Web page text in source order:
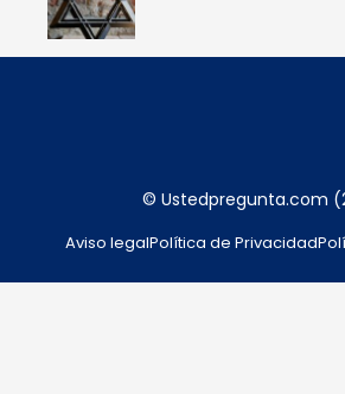
© Ustedpregunta.com
Aviso legalPolítica de Privacidad